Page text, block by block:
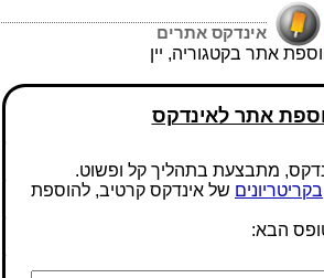
אינדקס אתרים
אתר בקטגוריה, יין
אתר לאינדקס
בקריטריונים של אינדקס קרטיב, להוספת